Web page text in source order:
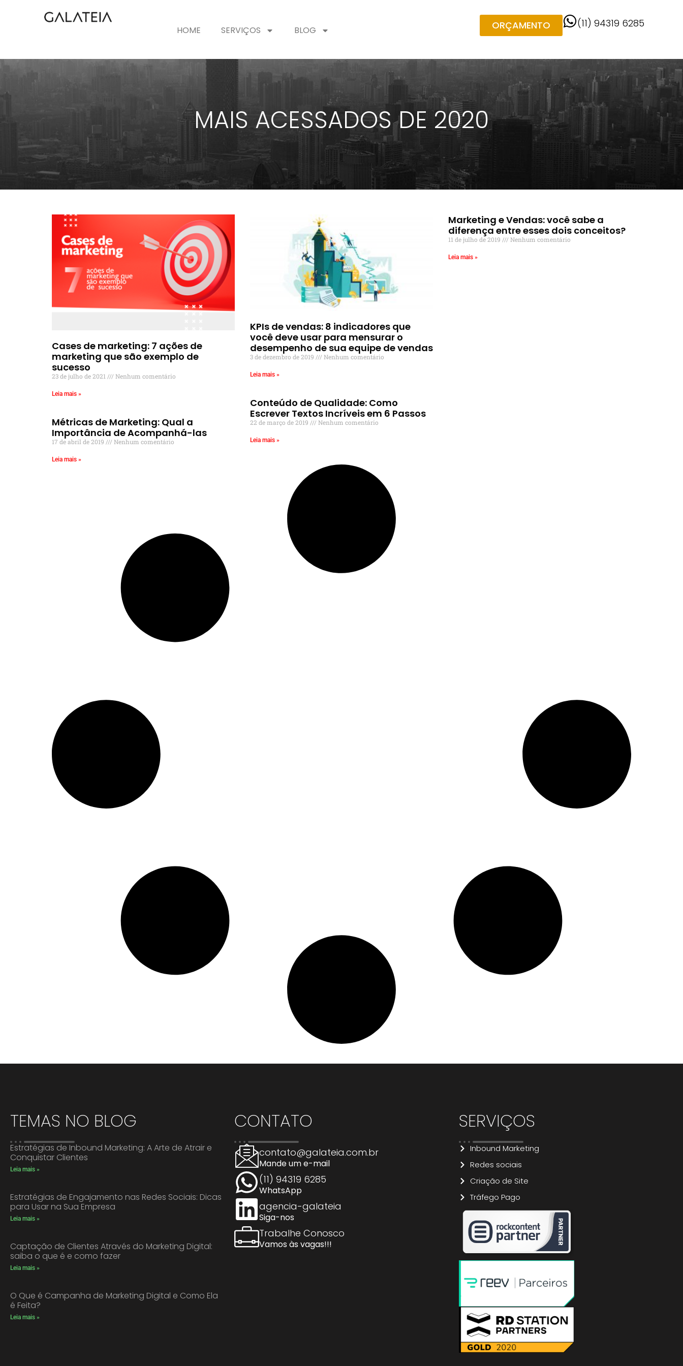
HOME SERVIÇOS BLOG ORÇAMENTO (11) 94319 6285
MAIS ACESSADOS DE 2020
Cases de marketing: 7 ações de
marketing que são exemplo de
sucesso
23 de julho de 2021 Nenhum comentário
Leia mais »
KPIs de vendas: 8 indicadores que
você deve usar para mensurar o
desempenho de sua equipe de vendas
3 de dezembro de 2019 Nenhum comentário
Leia mais »
Marketing e Vendas: você sabe a
diferença entre esses dois conceitos?
11 de julho de 2019 Nenhum comentário
Leia mais »
Métricas de Marketing: Qual a
Importância de Acompanhá-las
17 de abril de 2019 Nenhum comentário
Leia mais »
Conteúdo de Qualidade: Como
Escrever Textos Incríveis em 6 Passos
22 de março de 2019 Nenhum comentário
Leia mais »
TEMAS NO BLOG
Estratégias de Inbound Marketing: A Arte de Atrair e
Conquistar Clientes
Leia mais »
Estratégias de Engajamento nas Redes Sociais: Dicas
para Usar na Sua Empresa
Leia mais »
Captação de Clientes Através do Marketing Digital:
saiba o que é e como fazer
Leia mais »
O Que é Campanha de Marketing Digital e Como Ela
é Feita?
Leia mais »
CONTATO
contato@galateia.com.br
Mande um e-mail
(11) 94319 6285
WhatsApp
agencia-galateia
Siga-nos
Trabalhe Conosco
Vamos às vagas!!!
SERVIÇOS
Inbound Marketing
Redes sociais
Criação de Site
Tráfego Pago